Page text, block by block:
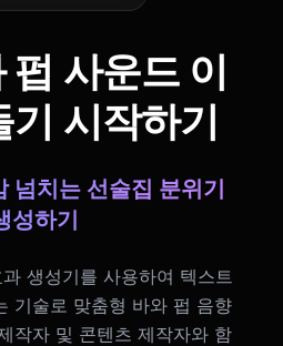
펍 사운드 이
기 시작하기
넘치는 선술집 분위기
성하기
생성기를 사용하여 텍스트
기술로 맞춤형 바와 펍 음향
작자 및 콘텐츠 제작자와 함